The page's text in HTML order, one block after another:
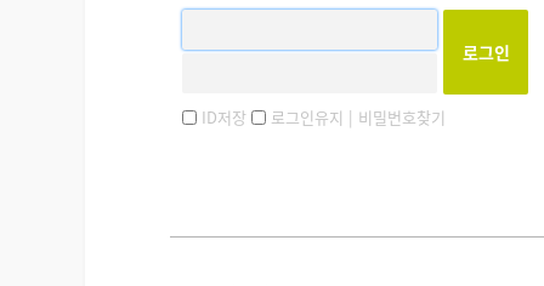
ID저장 로그인유지 | 비밀번호찾기